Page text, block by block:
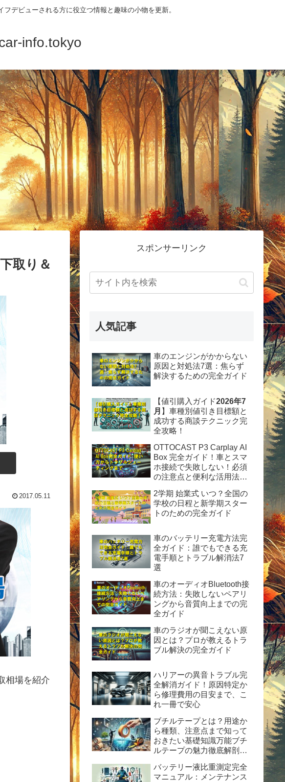
デビューされる方に役立つ情報と趣味の小物を更新。
info.tokyo
取り＆
2017.05.11
相場を紹介
スポンサーリンク
人気記事
車のエンジンがかからない
原因と対処法7選：焦らず
解決するための完全ガイド
【値引購入ガイド2026年7
月 】車種別値引き目標額と
成功する商談テクニック完
全攻略！
OTTOCAST P3 Carplay AI
Box 完全ガイド！車とスマ
ホ接続で失敗しない！必須
の注意点と便利な活用法を
2学期 始業式 いつ？全国の
学校の日程と新学期スター
トのための完全ガイド
車のバッテリー充電方法完
全ガイド：誰でもできる充
電手順とトラブル解消法7
選
車のオーディオBluetooth接
続方法：失敗しないペアリ
ングから音質向上までの完
全ガイド
車のラジオが聞こえない原
因とは？プロが教えるトラ
ブル解決の完全ガイド
ハリアーの異音トラブル完
全解消ガイド！原因特定か
ら修理費用の目安まで、こ
れ一冊で安心
ブチルテープとは？用途か
ら種類、注意点まで知って
おきたい基礎知識万能ブチ
ルテープの魅力徹底解剖！
定版ガイド
バッテリー液比重測定完全
マニュアル：メンテナンス